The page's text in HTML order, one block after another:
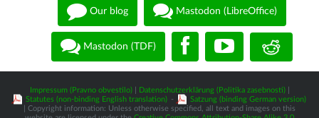
Our blog Mastodon (LibreOffice)
Mastodon (TDF)
Impressum (Pravno obvestilo)| Datenschutzerklärung (Politika zasebnosti)|
Statutes (non-binding English translation) -
Satzung (binding German version)
| Copyright information: Unless otherwise specified, all text and images on this